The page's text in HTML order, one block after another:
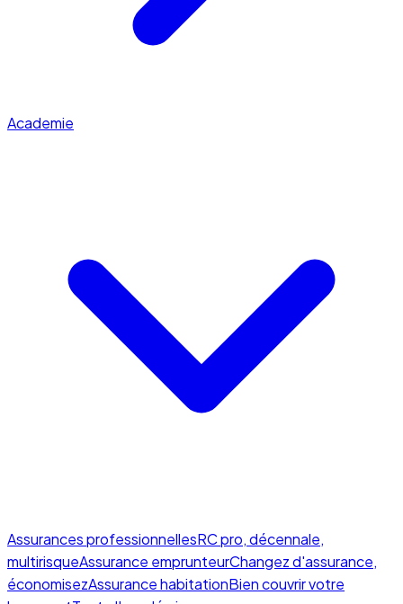
Academie
Assurances professionnellesRC pro, décennale,
multirisqueAssurance emprunteurChangez d'assurance,
économisezAssurance habitationBien couvrir votre